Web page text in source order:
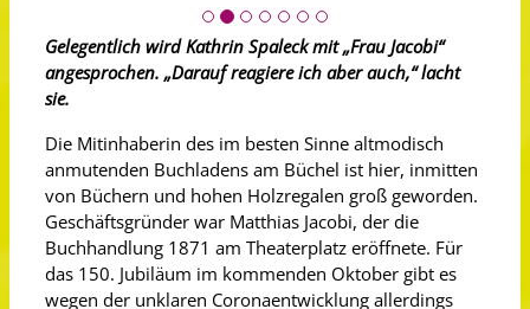
Gelegentlich wird Kathrin Spaleck mit „Frau Jacobi“
angesprochen. „Darauf reagiere ich aber auch,“ lacht
sie.
Die Mitinhaberin des im besten Sinne altmodisch
anmutenden Buchladens am Büchel ist hier, inmitten
von Büchern und hohen Holzregalen groß geworden.
Geschäftsgründer war Matthias Jacobi, der die
Buchhandlung 1871 am Theaterplatz eröffnete. Für
das 150. Jubiläum im kommenden Oktober gibt es
wegen der unklaren Coronaentwicklung allerdings